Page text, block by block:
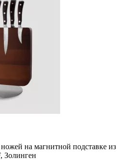
на магнитной подставке из
Золинген